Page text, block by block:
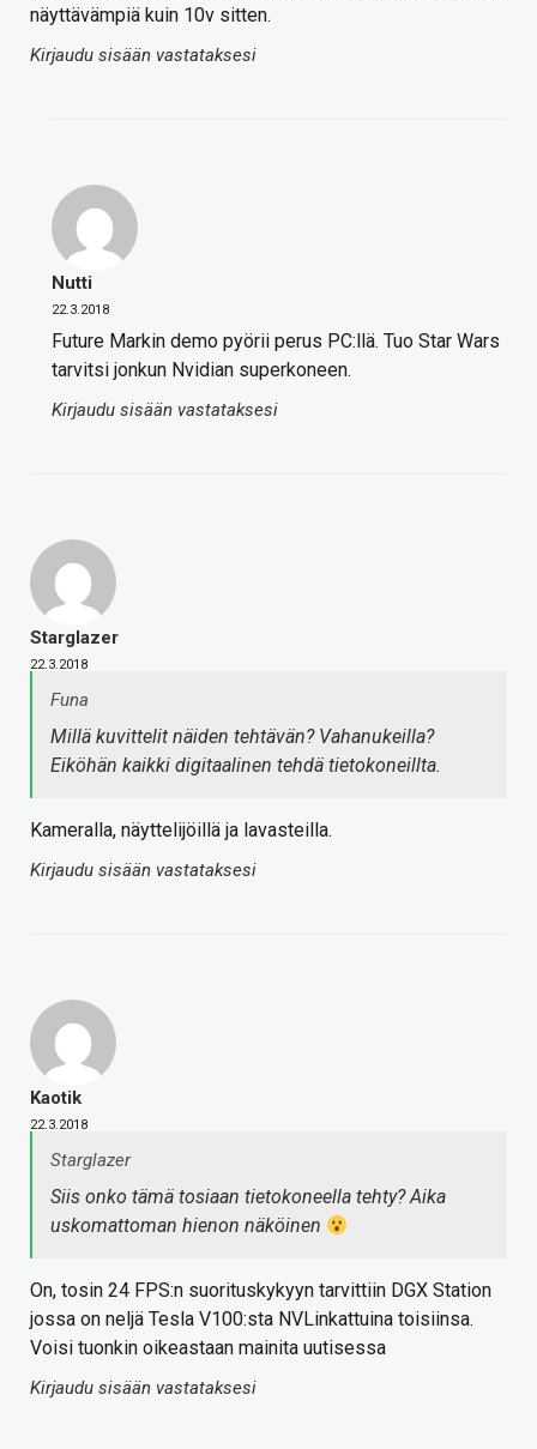
näyttävämpiä kuin 10v sitten.
Kirjaudu sisään vastataksesi
Nutti
22.3.2018
Future Markin demo pyörii perus PC:llä. Tuo Star Wars
tarvitsi jonkun Nvidian superkoneen.
Kirjaudu sisään vastataksesi
Starglazer
22.3.2018
Funa
Millä kuvittelit näiden tehtävän? Vahanukeilla?
Eiköhän kaikki digitaalinen tehdä tietokoneillta.
Kameralla, näyttelijöillä ja lavasteilla.
Kirjaudu sisään vastataksesi
Kaotik
22.3.2018
Starglazer
Siis onko tämä tosiaan tietokoneella tehty? Aika
uskomattoman hienon näköinen
On, tosin 24 FPS:n suorituskykyyn tarvittiin DGX Station
jossa on neljä Tesla V100:sta NVLinkattuina toisiinsa.
Voisi tuonkin oikeastaan mainita uutisessa
Kirjaudu sisään vastataksesi